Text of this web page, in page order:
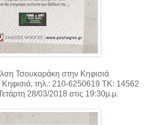
Τσουκαράκη στην Κηφισιά
Κηφισιά, τηλ.: 210-6250619 TK: 14562
28/03/2018 στις 19:30μ.μ.